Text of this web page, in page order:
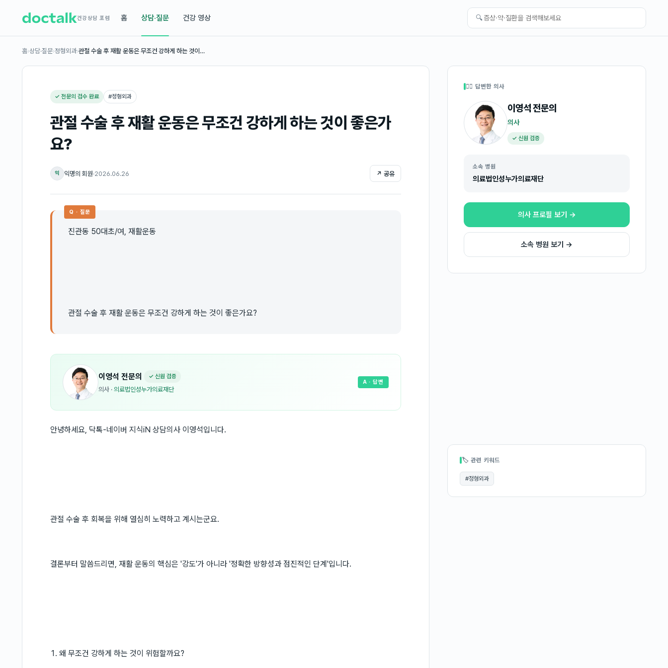
건강상담 포럼 홈 상담·질문 건강 영상 🔍
홈›상담·질문›정형외과›관절 수술 후 재활 운동은 무조건 강하게 하는 것이…
✓ 전문의 검수 완료 #정형외과
관절 수술 후 재활 운동은 무조건 강하게 하는 것이 좋은가
요?
익 익명의 회원·2026.06.26 ↗ 공유
Q · 질문
진관동 50대초/여, 재활운동
관절 수술 후 재활 운동은 무조건 강하게 하는 것이 좋은가요?
이영석 전문의 ✓ 신원 검증
의사 · 의료법인성누가의료재단
A · 답변
안녕하세요, 닥톡-네이버 지식iN 상담의사 이영석입니다.
관절 수술 후 회복을 위해 열심히 노력하고 계시는군요.
결론부터 말씀드리면, 재활 운동의 핵심은 '강도'가 아니라 '정확한 방향성과 점진적인 단계'입니다.
1. 왜 무조건 강하게 하는 것이 위험할까요?
👩‍⚕️ 답변한 의사
이영석전문의
의사
✓ 신원 검증
소속 병원
의료법인성누가의료재단
의사 프로필 보기 →
소속 병원 보기 →
🏷 관련 키워드
#정형외과